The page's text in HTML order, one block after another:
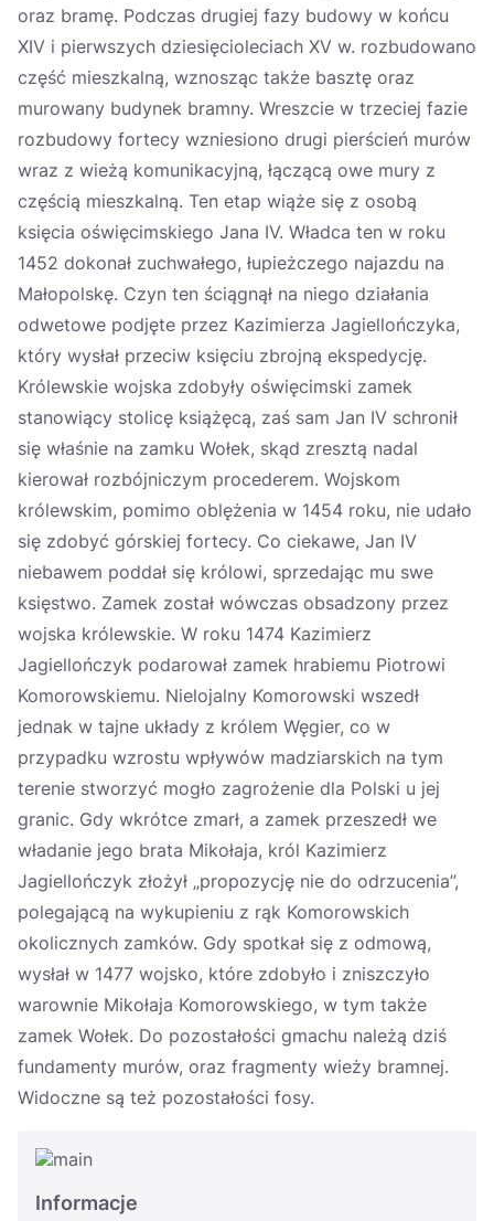
oraz bramę. Podczas drugiej fazy budowy w końcu
XIV i pierwszych dziesięcioleciach XV w. rozbudowano
część mieszkalną, wznosząc także basztę oraz
murowany budynek bramny. Wreszcie w trzeciej fazie
rozbudowy fortecy wzniesiono drugi pierścień murów
wraz z wieżą komunikacyjną, łączącą owe mury z
częścią mieszkalną. Ten etap wiąże się z osobą
księcia oświęcimskiego Jana IV. Władca ten w roku
1452 dokonał zuchwałego, łupieżczego najazdu na
Małopolskę. Czyn ten ściągnął na niego działania
odwetowe podjęte przez Kazimierza Jagiellończyka,
który wysłał przeciw księciu zbrojną ekspedycję.
Królewskie wojska zdobyły oświęcimski zamek
stanowiący stolicę książęcą, zaś sam Jan IV schronił
się właśnie na zamku Wołek, skąd zresztą nadal
kierował rozbójniczym procederem. Wojskom
królewskim, pomimo oblężenia w 1454 roku, nie udało
się zdobyć górskiej fortecy. Co ciekawe, Jan IV
niebawem poddał się królowi, sprzedając mu swe
księstwo. Zamek został wówczas obsadzony przez
wojska królewskie. W roku 1474 Kazimierz
Jagiellończyk podarował zamek hrabiemu Piotrowi
Komorowskiemu. Nielojalny Komorowski wszedł
jednak w tajne układy z królem Węgier, co w
przypadku wzrostu wpływów madziarskich na tym
terenie stworzyć mogło zagrożenie dla Polski u jej
granic. Gdy wkrótce zmarł, a zamek przeszedł we
władanie jego brata Mikołaja, król Kazimierz
Jagiellończyk złożył „propozycję nie do odrzucenia”,
polegającą na wykupieniu z rąk Komorowskich
okolicznych zamków. Gdy spotkał się z odmową,
wysłał w 1477 wojsko, które zdobyło i zniszczyło
warownie Mikołaja Komorowskiego, w tym także
zamek Wołek. Do pozostałości gmachu należą dziś
fundamenty murów, oraz fragmenty wieży bramnej.
Widoczne są też pozostałości fosy.
Informacje